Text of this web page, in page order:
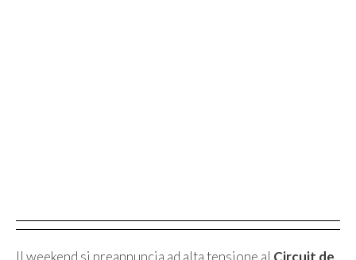
Il weekend si preannuncia ad alta tensione al Circuit de